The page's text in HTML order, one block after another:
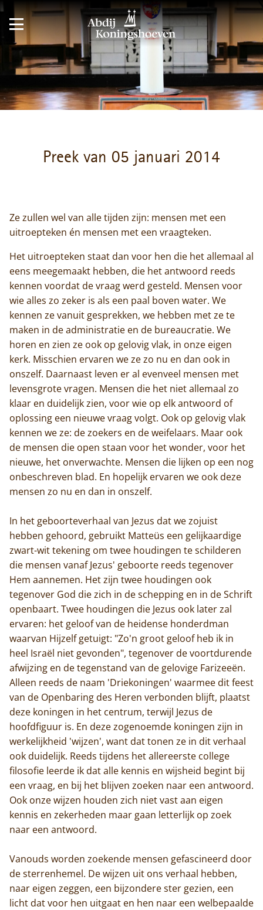
Preek van 05 januari 2014
Ze zullen wel van alle tijden zijn: mensen met een
uitroepteken én mensen met een vraagteken.
Het uitroepteken staat dan voor hen die het allemaal al
eens meegemaakt hebben, die het antwoord reeds
kennen voordat de vraag werd gesteld. Mensen voor
wie alles zo zeker is als een paal boven water. We
kennen ze vanuit gesprekken, we hebben met ze te
maken in de administratie en de bureaucratie. We
horen en zien ze ook op gelovig vlak, in onze eigen
kerk. Misschien ervaren we ze zo nu en dan ook in
onszelf. Daarnaast leven er al evenveel mensen met
levensgrote vragen. Mensen die het niet allemaal zo
klaar en duidelijk zien, voor wie op elk antwoord of
oplossing een nieuwe vraag volgt. Ook op gelovig vlak
kennen we ze: de zoekers en de weifelaars. Maar ook
de mensen die open staan voor het wonder, voor het
nieuwe, het onverwachte. Mensen die lijken op een nog
onbeschreven blad. En hopelijk ervaren we ook deze
mensen zo nu en dan in onszelf.
In het geboorteverhaal van Jezus dat we zojuist
hebben gehoord, gebruikt Matteüs een gelijkaardige
zwart-wit tekening om twee houdingen te schilderen
die mensen vanaf Jezus' geboorte reeds tegenover
Hem aannemen. Het zijn twee houdingen ook
tegenover God die zich in de schepping en in de Schrift
openbaart. Twee houdingen die Jezus ook later zal
ervaren: het geloof van de heidense honderdman
waarvan Hijzelf getuigt: "Zo'n groot geloof heb ik in
heel Israël niet gevonden", tegenover de voortdurende
afwijzing en de tegenstand van de gelovige Farizeeën.
Alleen reeds de naam 'Driekoningen' waarmee dit feest
van de Openbaring des Heren verbonden blijft, plaatst
deze koningen in het centrum, terwijl Jezus de
hoofdfiguur is. En deze zogenoemde koningen zijn in
werkelijkheid 'wijzen', want dat tonen ze in dit verhaal
ook duidelijk. Reeds tijdens het allereerste college
filosofie leerde ik dat alle kennis en wijsheid begint bij
een vraag, en bij het blijven zoeken naar een antwoord.
Ook onze wijzen houden zich niet vast aan eigen
kennis en zekerheden maar gaan letterlijk op zoek
naar een antwoord.
Vanouds worden zoekende mensen gefascineerd door
de sterrenhemel. De wijzen uit ons verhaal hebben,
naar eigen zeggen, een bijzondere ster gezien, een
licht dat voor hen uitgaat en hen naar een welbepaalde